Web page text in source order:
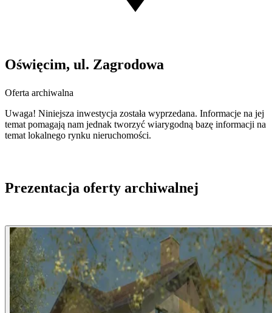
Oświęcim, ul. Zagrodowa
Oferta archiwalna
Uwaga! Niniejsza inwestycja została wyprzedana. Informacje na jej
temat pomagają nam jednak tworzyć wiarygodną bazę informacji na
temat lokalnego rynku nieruchomości.
Prezentacja oferty archiwalnej